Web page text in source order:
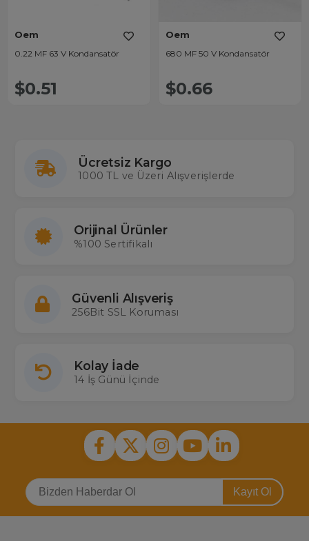
Oem
0.22 MF 63 V Kondansatör
$0.51
Oem
680 MF 50 V Kondansatör
$0.66
Ücretsiz Kargo
1000 TL ve Üzeri Alışverişlerde
Orijinal Ürünler
%100 Sertifikalı
Güvenli Alışveriş
256Bit SSL Koruması
Kolay İade
14 İş Günü İçinde
Kayıt Ol